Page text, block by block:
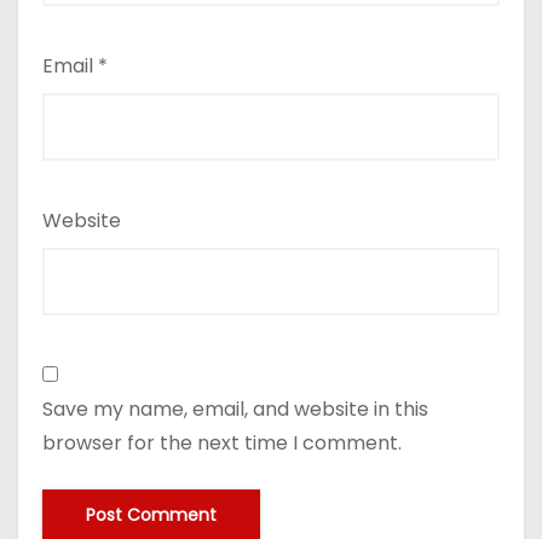
Email *
Website
Save my name, email, and website in this
browser for the next time I comment.